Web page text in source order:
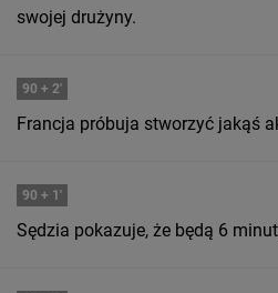
swojej drużyny.
90 + 2'
Francja próbuja stworzyć jakąś
90 + 1'
Sędzia pokazuje, że będą 6